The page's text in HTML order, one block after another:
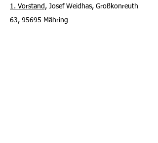
1. Vorstand, Josef Weidhas, Großkonreuth
63, 95695 Mähring